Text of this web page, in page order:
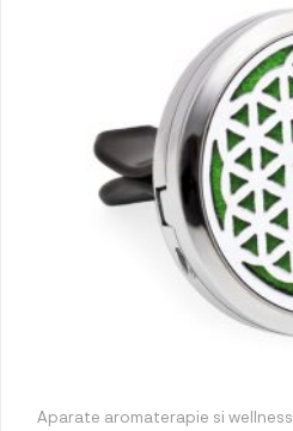
Aparate aromaterapie si wellness